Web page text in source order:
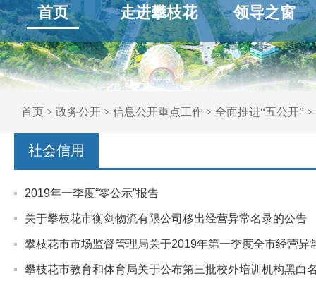
首页 走进攀枝花 领导之窗
首页 > 政务公开 > 信息公开重点工作 > 全面推进“五公开” >
社会信用
2019年一季度“零公示”报告
关于攀枝花市衡剑物流有限公司移出经营异常名录的公告
攀枝花市市场监督管理局关于2019年第一季度全市经营异
攀枝花市教育和体育局关于公布第三批校外培训机构黑白